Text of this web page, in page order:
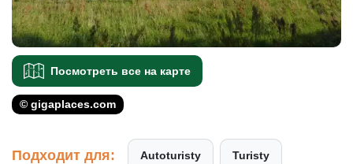
Посмотреть все на карте
© gigaplaces.com
Подходит для: Autoturisty Turisty